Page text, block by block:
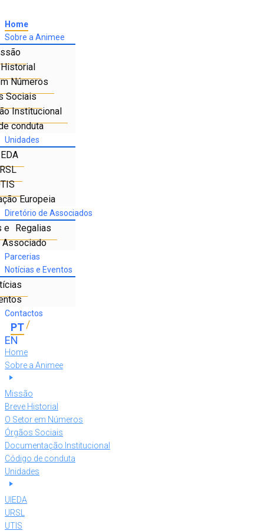
Home
Sobre a Animee
Números
Sociais
Institucional
conduta
Unidades
Europeia
Diretório de Associados
e Regalias
Associado
Parcerias
Notícias e Eventos
Contactos
Home
Sobre a Animee
Missão
Breve Historial
O Setor em Números
Órgãos Sociais
Documentação Institucional
Código de conduta
Unidades
UIEDA
URSL
UTIS